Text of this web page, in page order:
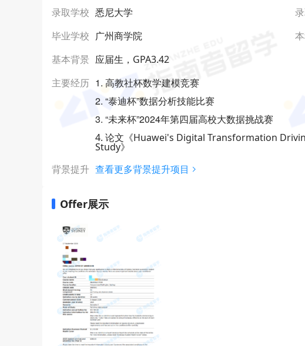
录取学校 悉尼大学
毕业学校 广州商学院
基本背景 应届生，GPA3.42
主要经历 1. 高教社杯数学建模竞赛
2. “泰迪杯”数据分析技能比赛
3. “未来杯”2024年第四届高校大数据挑战赛
4. 论文《Huawei's Digital Transformation
Study》
背景提升 查看更多背景提升项目
Offer展示